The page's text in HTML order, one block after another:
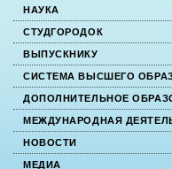
НАУКА
СТУДГОРОДОК
ВЫПУСКНИКУ
СИСТЕМА ВЫСШЕГО
ДОПОЛНИТЕЛЬНОЕ
МЕЖДУНАРОДНАЯ
НОВОСТИ
МЕДИА